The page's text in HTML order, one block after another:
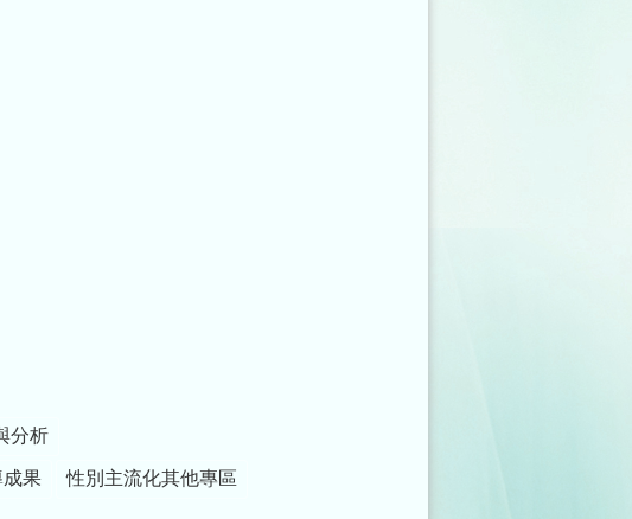
分析
果 性別主流化其他專區